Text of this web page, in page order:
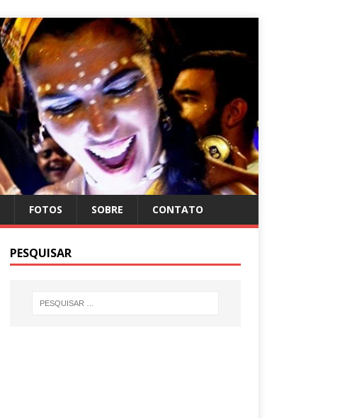
FOTOS SOBRE CONTATO
PESQUISAR